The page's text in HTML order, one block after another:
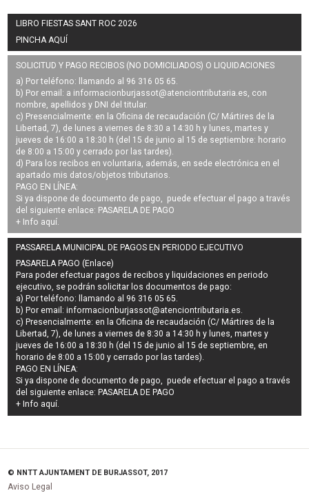
LIBRO FIESTAS SANT ROC 2026
PINCHA AQUÍ
SOLICITUD Y PAGO RECIBOS (NO DOMICILIADOS) O LIQUIDACIONES
a) Por teléfono: llamando al 96 316 05 65.
b) Por email: a informacionburjassot@atenciontributaria.es, con
nombre, apellidos y DNI del titular.
c) Presencialmente: en la Oficina de recaudación (C/ Mártires de la
Libertad, 7), de lunes a viernes de 8:30 a 14:30 h y lunes, martes y
jueves de 16:00 a 18:30 h (del 15 de junio al 15 de septiembre: horario
de 8:00 a 15:00 y cerrado por las tardes).
d) Para los recibos en voluntaria, además, en sede electrónica en el
apartado mis datos/objetos tributarios.
PAGO EN LÍNEA:
Si ya dispone de documento de pago, puede efectuar el pago a través
del siguiente enlace: PASARELA DE PAGO
+ Info aquí.
PASSARELA MUNICIPAL DE PAGOS EN PERIODO EJECUTIVO
PASARELA PAGO (Enlace)
Para poder efectuar pagos derecibos y liquidaciones en periodo
ejecutivo, se podrán solicitar los documentos de pago:
a) Por teléfono: llamando al 96 316 05 65.
b) Por email:informacionburjassot@atenciontributaria.es.
c) Presencialmente: en la Oficina de recaudación (C/ Mártires de la
Libertad, 7), de lunes a viernes de 8:30 a 14:30 h y lunes, martes y
jueves de 16:00 a 18:30 h (del 15 de junio al 15 de septiembre, en
horario de 8:00 a 15:00 y cerrado por las tardes).
PAGO EN LÍNEA:
Si ya dispone de documento de pago, puede efectuar el pago a través
del siguiente enlace: PASARELA DE PAGO
+ Info aquí.
© NNTT AJUNTAMENT DE BURJASSOT, 2017
Aviso Legal